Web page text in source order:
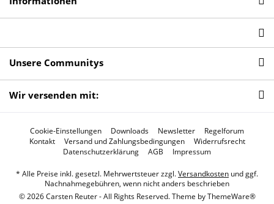
Unsere Communitys
Wir versenden mit:
Cookie-Einstellungen Downloads Newsletter
Regelforum
Kontakt
Versand und Zahlungsbedingungen
Widerrufsrecht
Datenschutzerklärung
AGB Impressum
* Alle Preise inkl. gesetzl. Mehrwertsteuer zzgl.Versandkosten und ggf.
Nachnahmegebühren, wenn nicht anders beschrieben
© 2026 Carsten Reuter - All Rights Reserved. Theme byThemeWare®